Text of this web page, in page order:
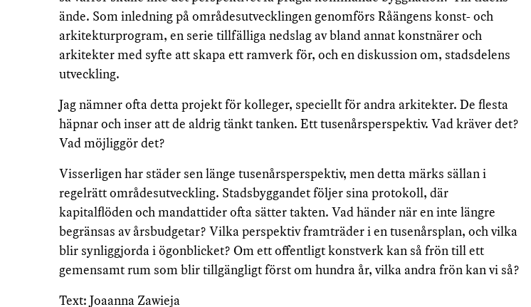
ände. Som inledning på områdesutvecklingen genomförs Råängens konst- och
arkitekturprogram, en serie tillfälliga nedslag av bland annat konstnärer och
arkitekter med syfte att skapa ett ramverk för, och en diskussion om, stadsdelens
utveckling.
Jag nämner ofta detta projekt för kolleger, speciellt för andra arkitekter. De flesta
häpnar och inser att de aldrig tänkt tanken. Ett tusenårsperspektiv. Vad kräver det?
Vad möjliggör det?
Visserligen har städer sen länge tusenårsperspektiv, men detta märks sällan i
regelrätt områdesutveckling. Stadsbyggandet följer sina protokoll, där
kapitalflöden och mandattider ofta sätter takten. Vad händer när en inte längre
begränsas av årsbudgetar? Vilka perspektiv framträder i en tusenårsplan, och vilka
blir synliggjorda i ögonblicket? Om ett offentligt konstverk kan så frön till ett
gemensamt rum som blir tillgängligt först om hundra år, vilka andra frön kan vi så?
Text: Joaanna Zawieja